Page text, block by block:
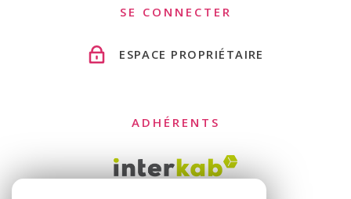
SE CONNECTER
ESPACE PROPRIÉTAIRE
ADHÉRENTS